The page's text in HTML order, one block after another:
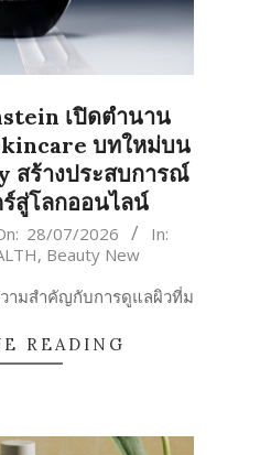
เปิดตำนาน
บทใหม่บน
สร้างประสบการณ์
สู่โลกออนไลน์
28/07/2026
In:
, Beauty New
ามสำคัญกับการดูแลผิวที่ม
READING